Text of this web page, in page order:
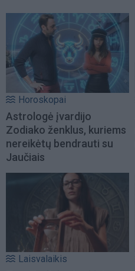
Horoskopai
Astrologė įvardijo
Zodiako ženklus, kuriems
nereikėtų bendrauti su
Jaučiais
Laisvalaikis